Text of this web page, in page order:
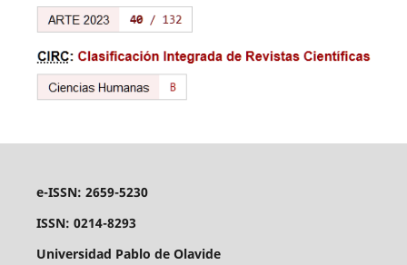
e-ISSN: 2659-5230
ISSN: 0214-8293
Universidad Pablo de Olavide